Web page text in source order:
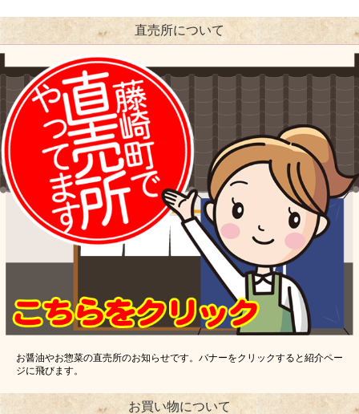
直売所について
お醤油やお惣菜の直売所のお知らせです。バナーをクリックすると紹介ペー
ジに飛びます。
お買い物について